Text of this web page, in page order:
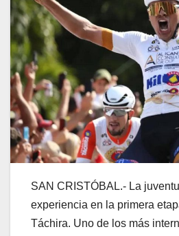
SAN CRISTÓBAL.- La
experiencia en la primera
Táchira. Uno de los más